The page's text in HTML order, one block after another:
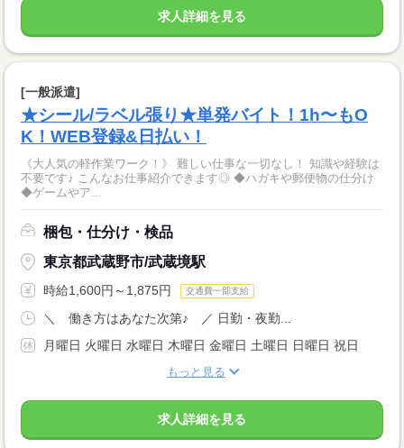
求人詳細を見る
[一般派遣]
★シール/ラベル張り★単発バイト！1h〜もO
K！WEB登録&日払い！
《大人気の軽作業ワーク！》 難しい仕事な一切なし！ 知識や経験は
不要です♪ こんなお仕事紹介できます◎ ◆ハガキや郵便物の仕分け
◆ゲームやア...
梱包・仕分け・検品
東京都武蔵野市/武蔵境駅
時給1,600円～1,875円 交通費一部支給
＼ 働き方はあなた次第♪ ／ 日勤・夜勤...
月曜日 火曜日 水曜日 木曜日 金曜日 土曜日 日曜日 祝日
もっと見る
求人詳細を見る